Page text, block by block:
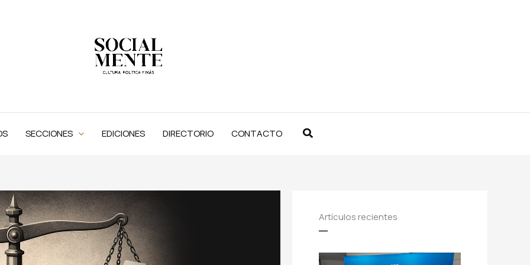
SECCIONES EDICIONES DIRECTORIO CONTACTO Buscar
Artículos recientes